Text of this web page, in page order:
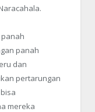
panah
dan
pertarungan
mereka